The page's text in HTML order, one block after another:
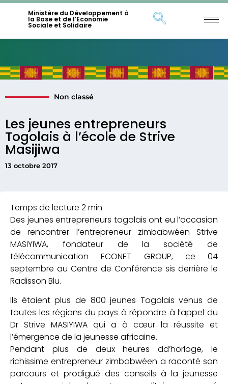
Ministère du Développement à
la Base et de l’Economie
Sociale et Solidaire
Les jeunes entrepreneurs
Togolais à l’école de Strive
Masijiwa
13 octobre 2017
Non classé
Des jeunes entrepreneurs togolais ont eu l’occasion
de rencontrer l’entrepreneur zimbabwéen Strive
MASIYIWA, fondateur de la société de
télécommunication ECONET GROUP, ce 04
septembre au Centre de Conférence sis derrière le
Radisson Blu.
Ils étaient plus de 800 jeunes Togolais venus de
toutes les régions du pays à répondre à l’appel du
Dr Strive MASIYIWA qui a à cœur la réussite et
l’émergence de la jeunesse africaine.
Pendant plus de deux heures dd’horloge, le
richissime entrepreneur zimbabwéen a raconté son
parcours et prodigué des conseils à la jeunesse